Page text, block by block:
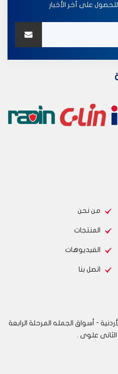
على آخر الأخبار
من نحن
المنتجات
الفيديوهات
اتصل بنا
- أسواق الجمله المرحلة الرابعة